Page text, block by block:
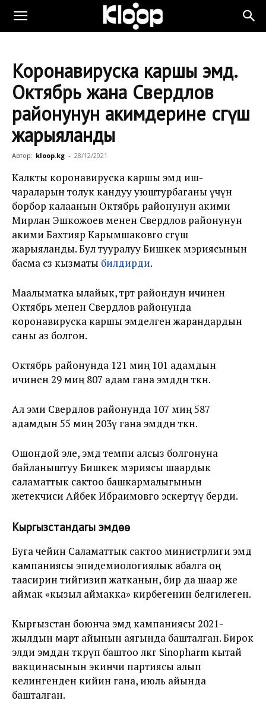
Коронавируска каршы эмдөө.
Октябрь жана Свердлов
районунун акимдерине сөгүш
жарыяланды
Автор: kloop.kg - 28/12/2021
Калкты коронавируска каршы эмдөө иш-
чараларын толук кандуу уюштурбаганы үчүн
борбор калаанын Октябрь районунун акими
Мирлан Эшкожоев менен Свердлов районунун
акими Бахтияр Карымшаковго сөгүш
жарыяланды. Бул тууралуу Бишкек мэриясынын
басма сөз кызматы билдирди.
Маалыматка ылайык, төрт райондун ичинен
Октябрь менен Свердлов районунда
коронавируска каршы эмделген жарандардын
саны аз болгон.
Октябрь районунда 121 миң 101 адамдын
ичинен 29 миң 807 адам гана эмдөөдөн өткөн.
Ал эми Свердлов районунда 107 миң 587
адамдын 55 миң 203ү гана эмдөөдөн өткөн.
Ошондой эле, эмдөө темпи алсыз болгонуна
байланыштуу Бишкек мэриясы шаардык
саламаттык сактоо башкармалыгынын
жетекчиси Айбек Ибраимовго эскертүү берди.
Кыргызстандагы эмдөө
Буга чейин Саламаттык сактоо министрлиги эмдөө
кампаниясы эпидемиологиялык абалга оң
таасирин тийгизип жатканын, бир да шаар же
аймак «кызыл аймакка» кирбегенин белгилеген.
Кыргызстан боюнча эмдөө кампаниясы 2021-
жылдын март айынын аягында башталган. Бирок
элди эмдөөдөн өткөрүп баштоо өлкөгө Sinopharm кытай
вакцинасынын экинчи партиясы алып
келингенден кийин гана, июль айында
башталган.